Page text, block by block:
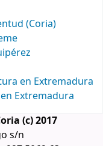
(Coria)
en Extremadura
Extremadura
(c) 2017
s/n